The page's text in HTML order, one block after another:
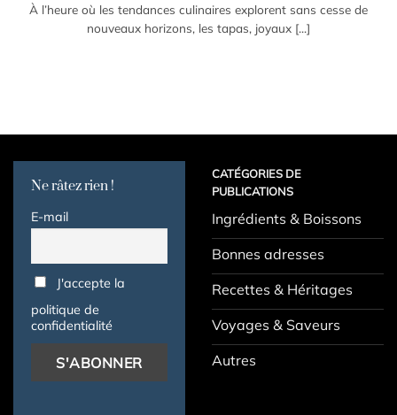
À l’heure où les tendances culinaires explorent sans cesse de
nouveaux horizons, les tapas, joyaux [...]
Ne râtez rien !
E-mail
J'accepte la
politique de
confidentialité
CATÉGORIES DE
PUBLICATIONS
Ingrédients & Boissons
Bonnes adresses
Recettes & Héritages
Voyages & Saveurs
Autres